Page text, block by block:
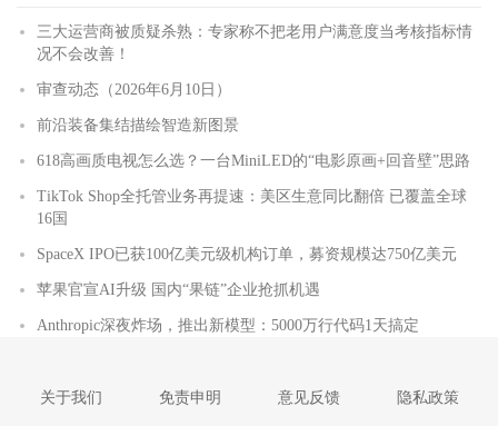
三大运营商被质疑杀熟：专家称不把老用户满意度当考核指标情
况不会改善！
审查动态（2026年6月10日）
前沿装备集结描绘智造新图景
618高画质电视怎么选？一台MiniLED的“电影原画+回音壁”思路
TikTok Shop全托管业务再提速：美区生意同比翻倍 已覆盖全球
16国
SpaceX IPO已获100亿美元级机构订单，募资规模达750亿美元
苹果官宣AI升级 国内“果链”企业抢抓机遇
Anthropic深夜炸场，推出新模型：5000万行代码1天搞定
关于我们 免责申明 意见反馈 隐私政策